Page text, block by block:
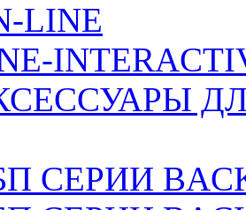
LINE
СЕРИИ